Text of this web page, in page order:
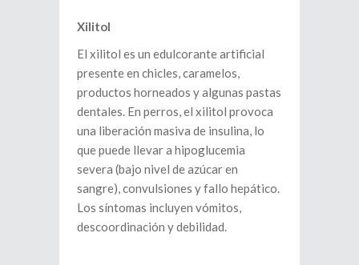
Xilitol
El xilitol es un edulcorante artificial
presente en chicles, caramelos,
productos horneados y algunas pastas
dentales. En perros, el xilitol provoca
una liberación masiva de insulina, lo
que puede llevar a hipoglucemia
severa (bajo nivel de azúcar en
sangre), convulsiones y fallo hepático.
Los síntomas incluyen vómitos,
descoordinación y debilidad.